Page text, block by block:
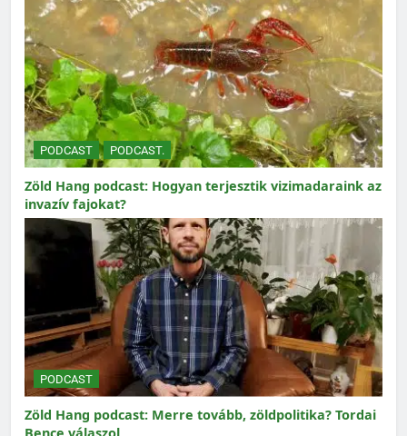
PODCAST PODCAST.
Zöld Hang podcast: Hogyan terjesztik vizimadaraink az
invazív fajokat?
PODCAST
Zöld Hang podcast: Merre tovább, zöldpolitika? Tordai